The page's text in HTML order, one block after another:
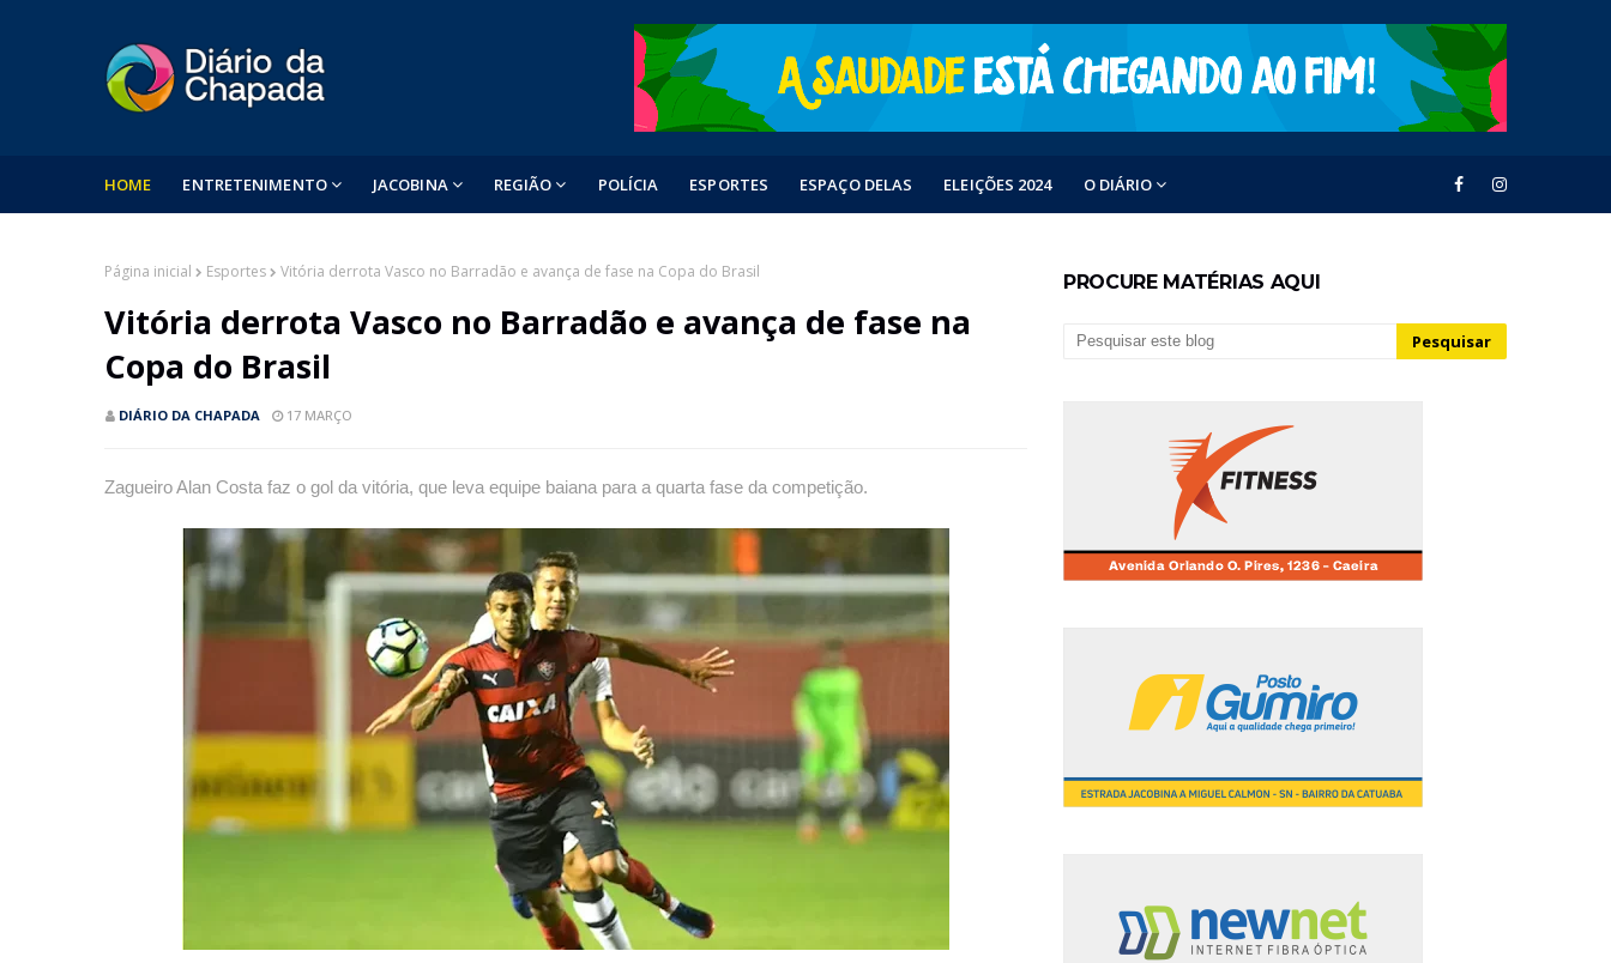
HOME ENTRETENIMENTO JACOBINA REGIÃO POLÍCIA ESPORTES ESPAÇO DELAS ELEIÇÕES 2024 O DIÁRIO
Página inicial Esportes Vitória derrota Vasco no Barradão e avança de fase na Copa do Brasil
Vitória derrota Vasco no Barradão e avança de fase na
Copa do Brasil
DIÁRIO DA CHAPADA 17 MARÇO
Zagueiro Alan Costa faz o gol da vitória, que leva equipe baiana para a quarta fase da competição.
PROCURE MATÉRIAS AQUI